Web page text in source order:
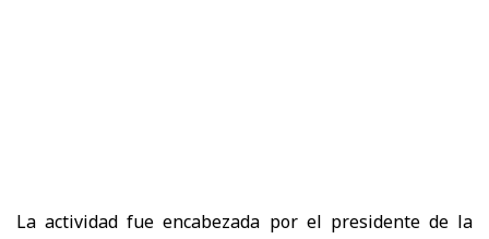
La actividad fue encabezada por el presidente de la